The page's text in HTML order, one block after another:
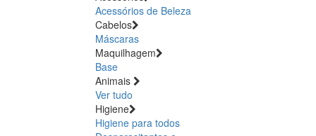
Acessórios de Beleza
Cabelos
Máscaras
Maquilhagem
Base
Animais
Ver tudo
Higiene
Higiene para todos